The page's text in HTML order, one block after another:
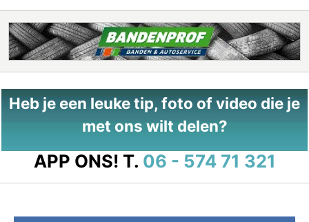
Heb je een leuke tip, foto of video die je
met ons wilt delen?
APP ONS! T. 06 - 574 71 321